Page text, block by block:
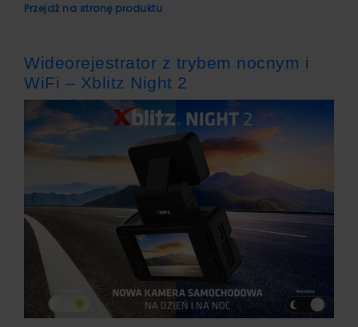
Przejdź na stronę produktu
Wideorejestrator z trybem nocnym i
WiFi – Xblitz Night 2